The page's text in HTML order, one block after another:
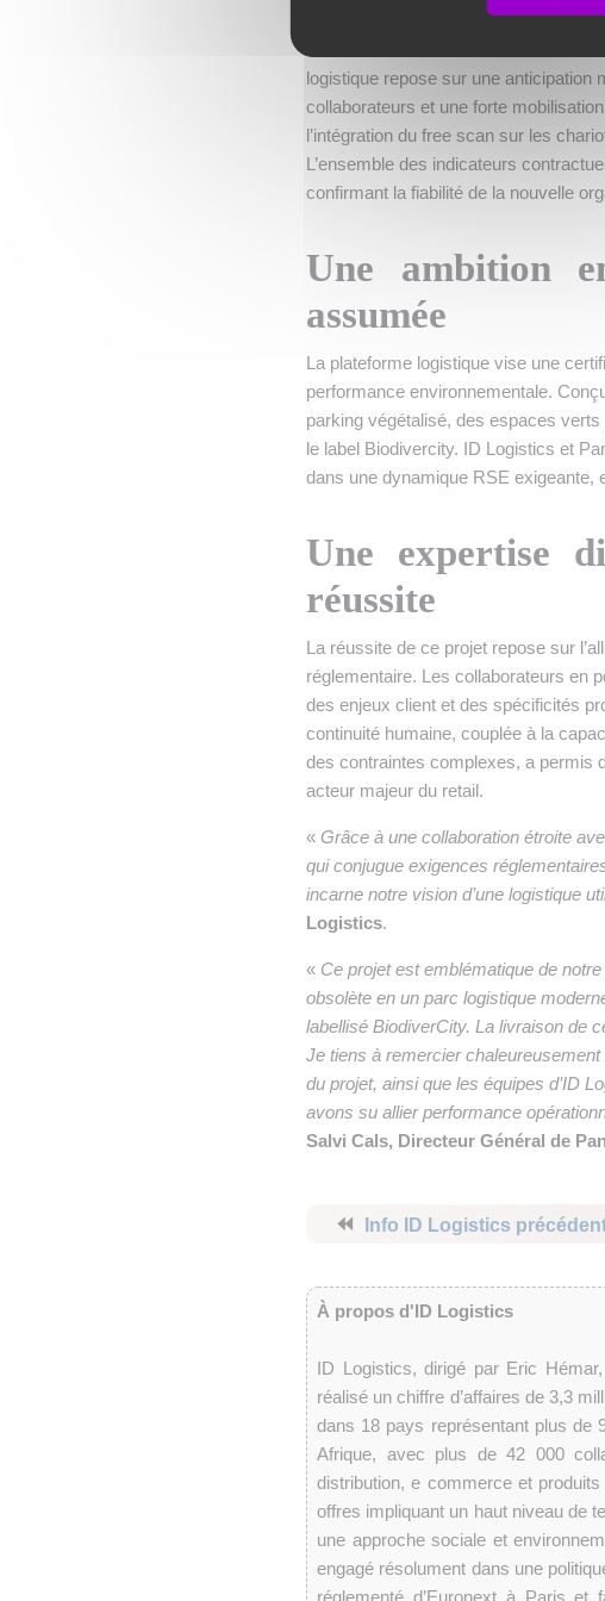
La transition entre les deux
logistique repose sur une anticipation
collaborateurs et une forte
l’intégration du free scan sur les
L’ensemble des indicateurs
confirmant la fiabilité de la nouvelle
Une ambition
assumée
La plateforme logistique vise une
performance environnementale.
parking végétalisé, des espaces
le label Biodivercity. ID Logistics et
dans une dynamique RSE exigeante,
Une expertise
réussite
La réussite de ce projet repose sur
réglementaire. Les collaborateurs en
des enjeux client et des spécificités
continuité humaine, couplée à la
des contraintes complexes, a permis
acteur majeur du retail.
« Grâce à une collaboration étroite
qui conjugue exigences
incarne notre vision d’une logistique
Logistics.
« Ce projet est emblématique de
obsolète en un parc logistique
labellisé BiodiverCity. La livraison de
Je tiens à remercier
du projet, ainsi que les équipes d’ID
avons su allier performance
Salvi Cals, Directeur Général de
⏪ Info ID Logistics
À propos d'ID Logistics
ID Logistics, dirigé par Eric
réalisé un chiffre d’affaires de 3,3
dans 18 pays représentant plus de
Afrique, avec plus de 42 000
distribution, e commerce et
offres impliquant un haut niveau de
une approche sociale et
engagé résolument dans une
réglementé d’Euronext à Paris et